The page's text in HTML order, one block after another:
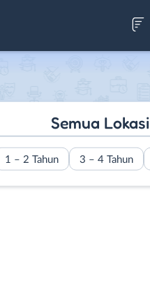
Semua Lokasi
1 – 2 Tahun 3 – 4 Tahun